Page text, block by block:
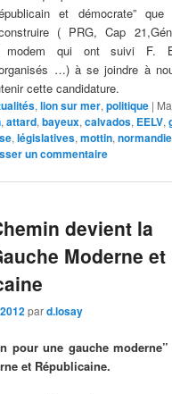
et démocrate” que
( PRG, Cap
modem qui ont suivi F.
…) à se joindre à
cette candidature.
,lion sur mer,politique |
,attard,bayeux,calvados, EELV,
,législatives,mottin,
un commentaire
devient la
Moderne et
pard.losay
pour une gauche
et Républicaine.